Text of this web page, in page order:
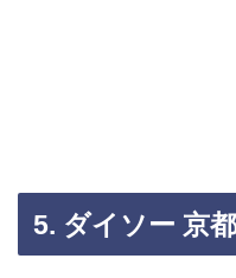
5. ダイソー 京